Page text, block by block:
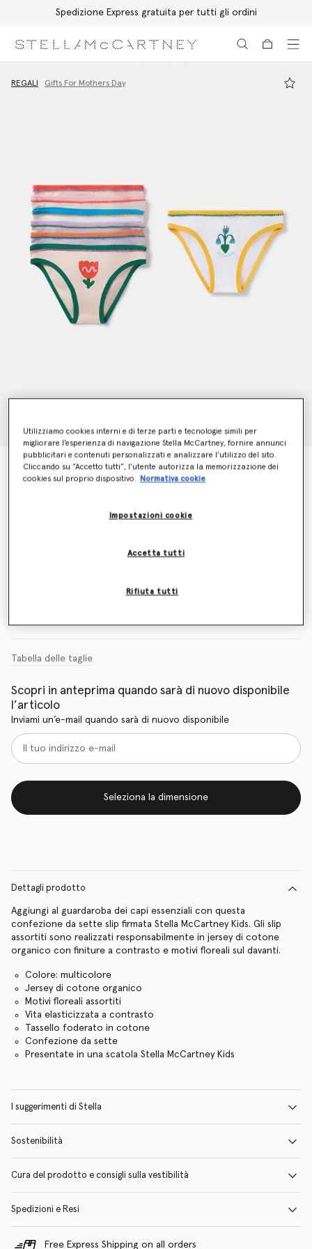
Spedizione Express gratuita per tutti gli ordini
REGALI Gifts For Mothers Day
Confezione da 7 Slip con Fiori Giorni della Settimana
Stampati
Tabella delle taglie
Scopri in anteprima quando sarà di nuovo disponibile
l’articolo
Inviami un’e-mail quando sarà di nuovo disponibile
Seleziona la dimensione
Dettagli prodotto
Aggiungi al guardaroba dei capi essenziali con questa
confezione da sette slip firmata Stella McCartney Kids. Gli slip
assortiti sono realizzati responsabilmente in jersey di cotone
organico con finiture a contrasto e motivi floreali sul davanti.
Colore: multicolore
Jersey di cotone organico
Motivi floreali assortiti
Vita elasticizzata a contrasto
Tassello foderato in cotone
Confezione da sette
Presentate in una scatola Stella McCartney Kids
I suggerimenti di Stella
Sostenibilità
Cura del prodotto e consigli sulla vestibilità
Spedizioni e Resi
Free Express Shipping on all orders
Utilizziamo cookies interni e di terze parti e tecnologie simili per
migliorare l’esperienza di navigazione Stella McCartney, fornire annunci
pubblicitari e contenuti personalizzati e analizzare l’utilizzo del sito.
Cliccando su “Accetto tutti”, l’utente autorizza la memorizzazione dei
cookies sul proprio dispositivo.
Normativa cookie
Impostazioni cookie
Rifiuta tutti
Accetta tutti